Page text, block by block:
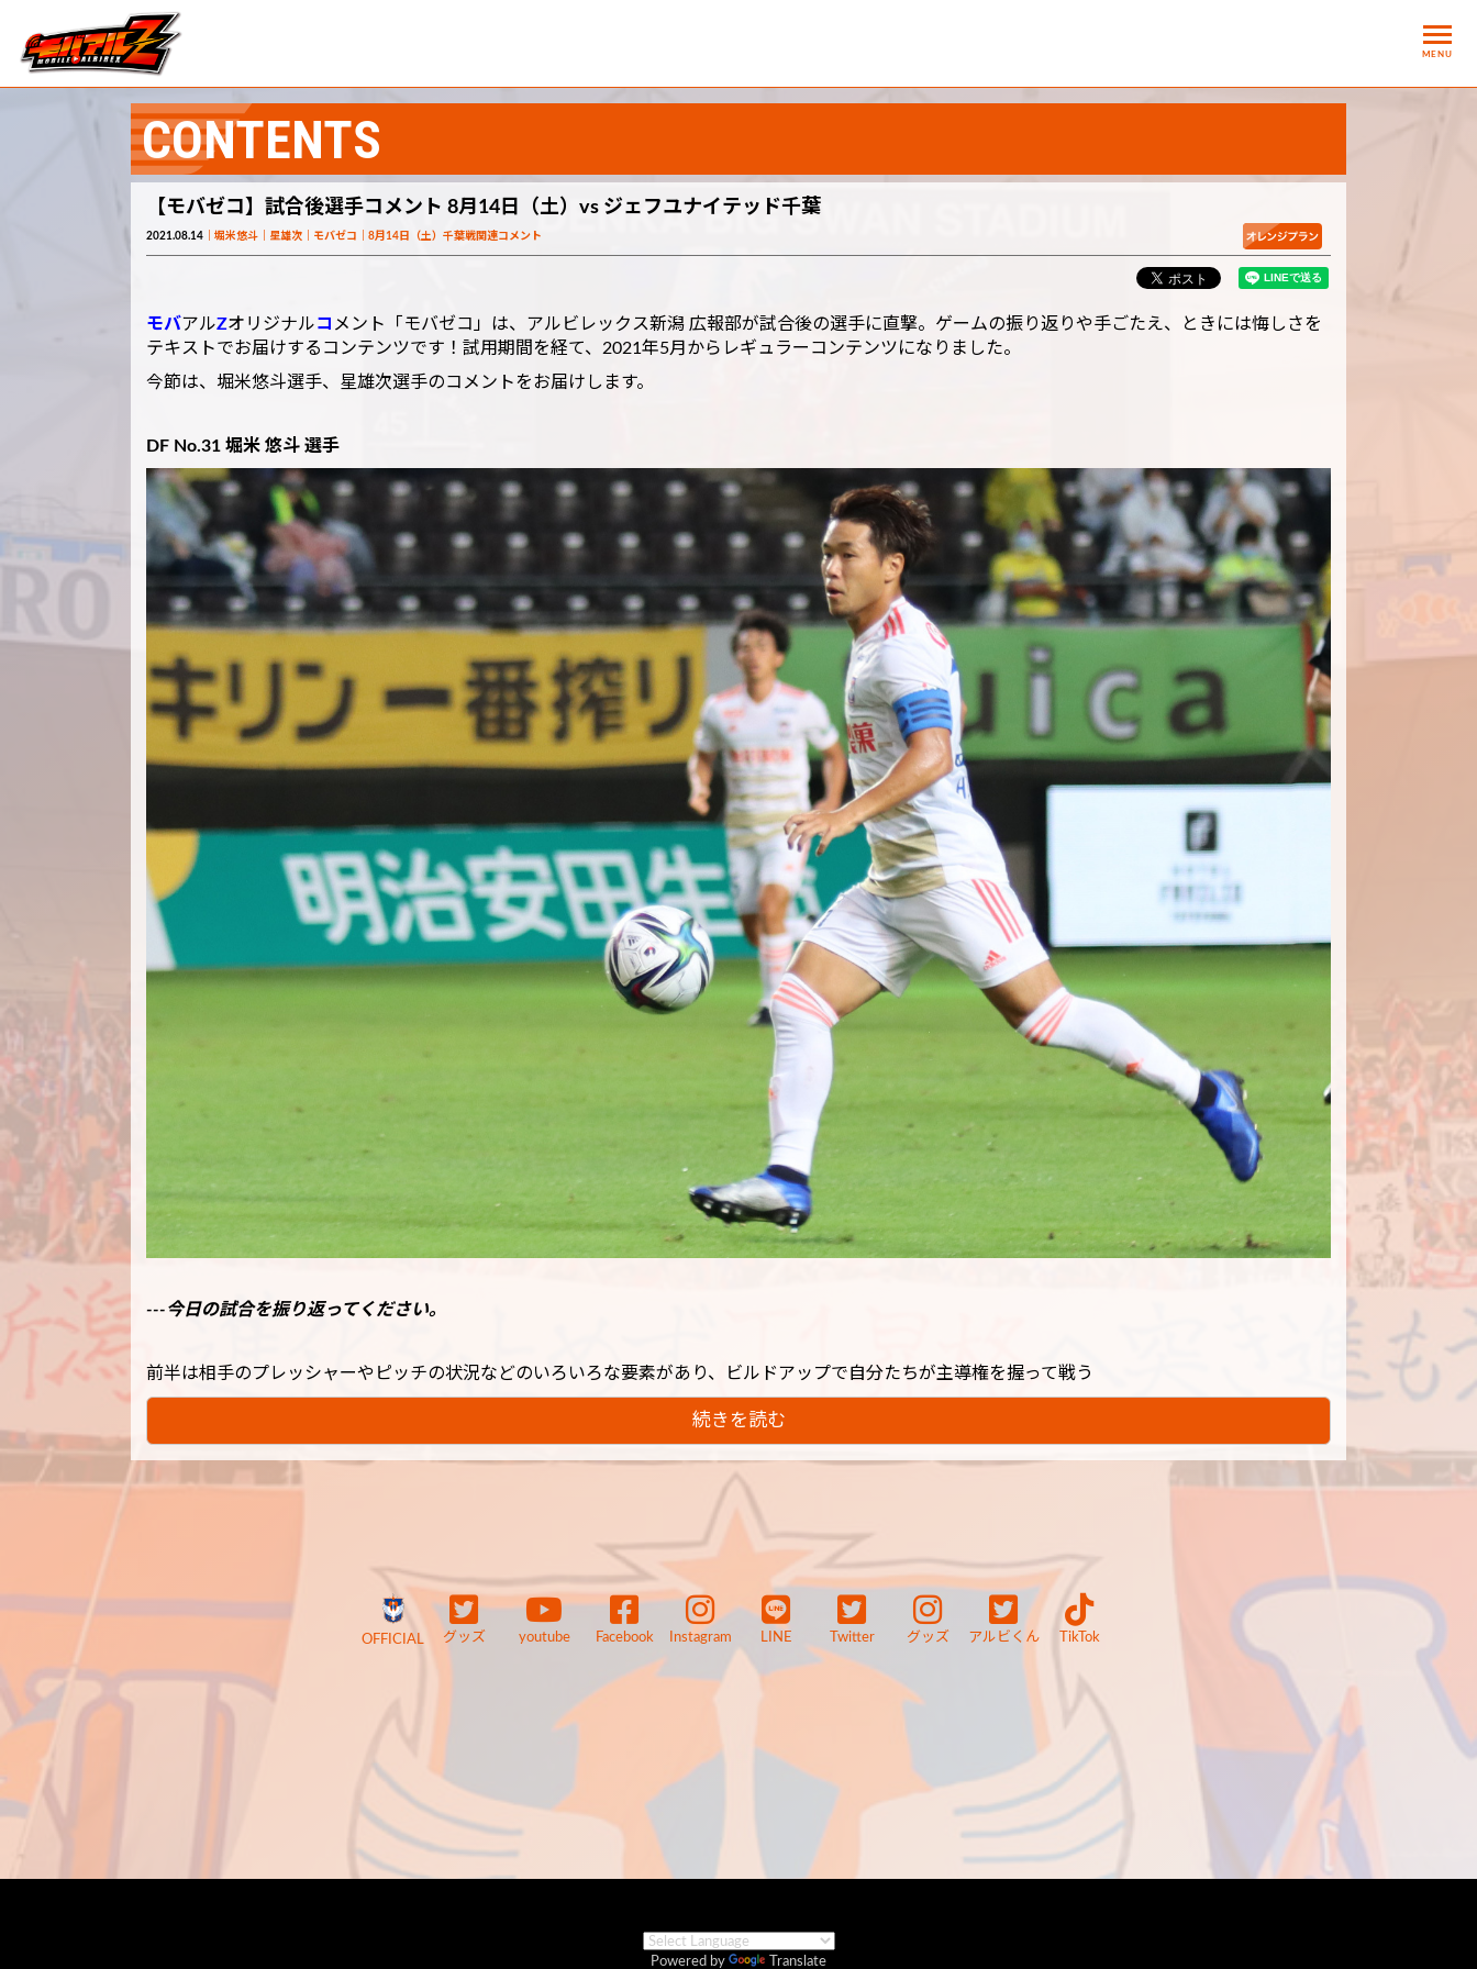
MENU
CONTENTS
【モバゼコ】試合後選手コメント 8月14日（土）vs ジェフユナイテッド千葉
2021.08.14 堀米悠斗 星雄次 モバゼコ 8月14日（土）千葉戦関連コメント
モバアルZオリジナルコ メント「モバゼコ」は、アルビレックス新潟 広報部が試合後の選手に直撃。ゲームの振り返りや手ごたえ、ときには悔しさを
テキストでお届けするコンテンツです！試用期間を経て、2021年5月からレギュラーコンテンツになりました。
今節は、堀米悠斗選手、星雄次選手のコメントをお届けします。
DF No.31 堀米 悠斗 選手
---今日の試合を振り返ってください。
前半は相手のプレッシャーやピッチの状況などのいろいろな要素があり、ビルドアップで自分たちが主導権を握って戦う
続きを読む
OFFICIAL グッズ youtube Facebook Instagram LINE Twitter グッズ アルビくん TikTok
Powered by Translate